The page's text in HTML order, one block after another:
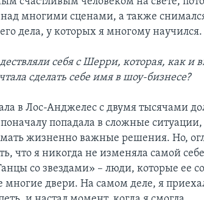
многими сценами, а также
дела, у которых я многому научился.
себя с Шерри, которая, как и
сделать себе имя в шоу-бизнесе?
в Лос-Анджелес с двумя тысячами
попадала в сложные
жизненно важные решения. Но,
что я никогда не изменяла самой
со звездами» – люди, которые ее
двери. На самом деле, я